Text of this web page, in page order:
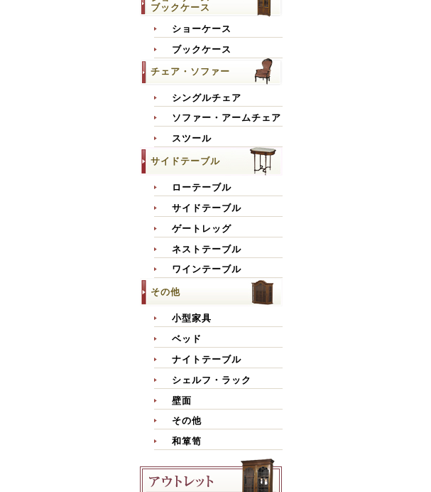
ブックケース
ショーケース
ブックケース
チェア・ソファー
シングルチェア
ソファー・アームチェア
スツール
サイドテーブル
ローテーブル
サイドテーブル
ゲートレッグ
ネストテーブル
ワインテーブル
その他
小型家具
ベッド
ナイトテーブル
シェルフ・ラック
壁面
その他
和箪笥